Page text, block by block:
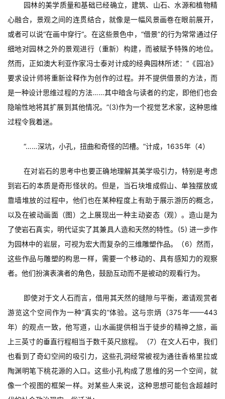
园林的美学质量和基础已经确立，建筑、山石、水源和植物精
心融合，景观之间的连贯结合，就像是一幅风景画卷在眼前展开，
或者可以说“在画中穿行“。在这些景色中，“借景”的行为常常通过仔
细地对园林之外的景观进行（重新）构建，而被赋予特殊的地位。
然而，正如澳大利亚作家冯士泰对计成的经典园林所述：“《园冶》
要求设计师将重新诠释作为创作的过程。并不提供借景的方法，而
是一种设计思维过程的方法……其中暗含与读者的约定，即他们也会
隐喻性地将其扩展到其他情况。”(3)作为一个视觉艺术家，这种思维
过程令我着迷。
“……深坑，小孔，扭曲和奇怪的凹槽。”计成，1635年（4）
在对岩石的思考中也要正确地理解其美学吸引力，特别是考虑
到岩石的本质是奇形怪状的。但是，当石块堆成假山、单独摆放或
靠墙堆放的过程中，他们也在某种程度上有助于展示游历的概念，
以及在被动画面（图）之上展现出一种主动姿态（观）。造山是为
了使岩石真实，明代证实了其兼具人造和天然的特性。(5) 进一步作
为园林中的岩层，可视为宏大而复杂的三维雕塑作品。（6）然而，
这些作品与雕塑的构思一样，需要一个移动的、具有感知力的观察
者。他们扮演表演者的角色，鼓励互动而不是被动的观看行为。
即使对于文人石而言，借用其天然的缝隙与平衡，邀请观赏者
游览这个空间作为一种“真实的”体验。这与宗炳（375年——443
年）的观点一致，他写道，山水画提供相当于徒步的精神之旅，画
上三英寸的垂直行程相当于数千英尺旅程。（7）在文人石中，我们
也看到了奇幻空间的吸引力，这些孔洞经常被视为通往香格里拉或
陶渊明笔下桃花源的入口。这些小孔构成了思维的另一个空间，就
像一个视图的框架一样。对某些人来说，这种思想可能包含超越时